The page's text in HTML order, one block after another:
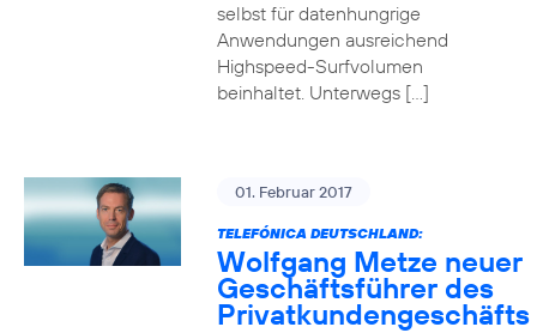
selbst für datenhungrige
Anwendungen ausreichend
Highspeed-Surfvolumen
beinhaltet. Unterwegs […]
01. Februar 2017
TELEFÓNICA DEUTSCHLAND:
Wolfgang Metze neuer
Geschäftsführer des
Privatkundengeschäfts